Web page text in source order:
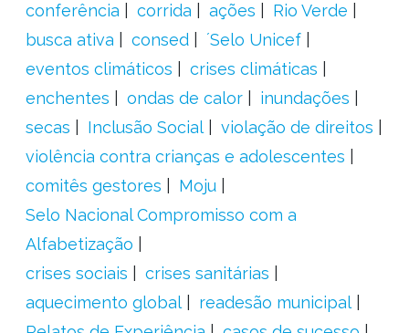
conferência
corrida ações
Rio Verde
busca ativa
consed
´Selo Unicef
eventos climáticos
crises climáticas
enchentes
ondas de calor
inundações
secas
Inclusão Social
violação de direitos
violência contra crianças e adolescentes
comitês gestores
Moju
Selo Nacional Compromisso com a
Alfabetização
crises sociais
crises sanitárias
aquecimento global
readesão municipal